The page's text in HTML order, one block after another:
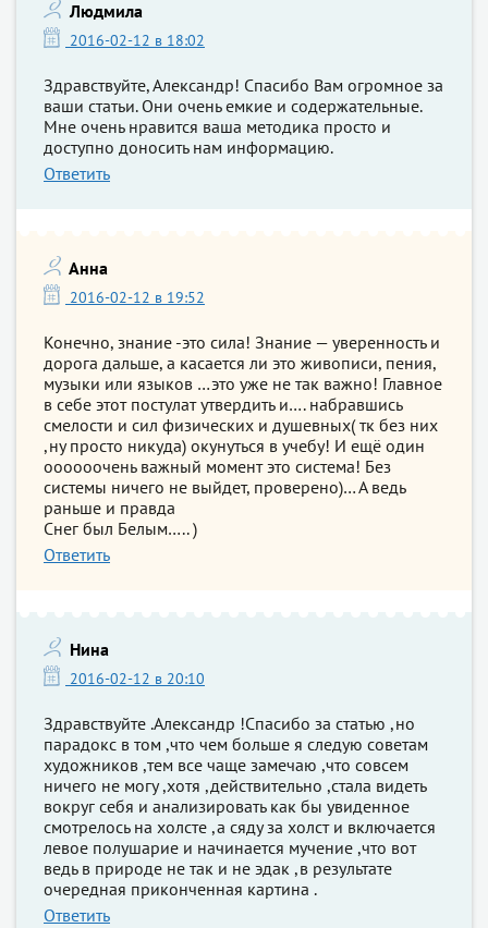
Людмила
2016-02-12 в 18:02
Здравствуйте, Александр! Спасибо Вам огромное за
ваши статьи. Они очень емкие и содержательные.
Мне очень нравится ваша методика просто и
доступно доносить нам информацию.
Ответить
Анна
2016-02-12 в 19:52
Конечно, знание -это сила! Знание — уверенность и
дорога дальше, а касается ли это живописи, пения,
музыки или языков …это уже не так важно! Главное
в себе этот постулат утвердить и…. набравшись
смелости и сил физических и душевных( тк без них
,ну просто никуда) окунуться в учебу! И ещё один
оооооочень важный момент это система! Без
системы ничего не выйдет, проверено)… А ведь
раньше и правда
Снег был Белым….. )
Ответить
Нина
2016-02-12 в 20:10
Здравствуйте .Александр !Спасибо за статью ,но
парадокс в том ,что чем больше я следую советам
художников ,тем все чаще замечаю ,что совсем
ничего не могу ,хотя ,действительно ,стала видеть
вокруг себя и анализировать как бы увиденное
смотрелось на холсте ,а сяду за холст и включается
левое полушарие и начинается мучение ,что вот
ведь в природе не так и не эдак ,в результате
очередная приконченная картина .
Ответить